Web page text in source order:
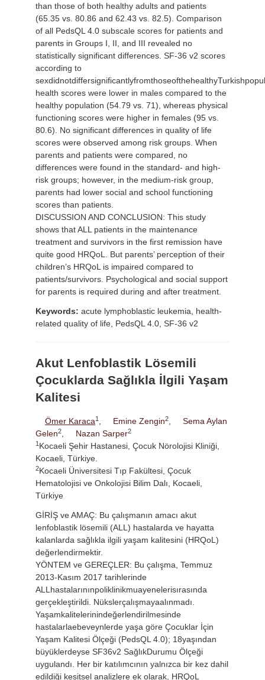
than those of both healthy adults and patients
(65.35 vs. 80.86 and 62.43 vs. 82.5). Comparison
of all PedsQL 4.0 subscale scores for patients and
parents in Groups I, II, and III revealed no
statistically significant differences. SF-36 v2 scores
according to
health scores were lower in males compared to the
healthy population (54.79 vs. 71), whereas physical
functioning scores were higher in females (95 vs.
80.6). No significant differences in quality of life
scores were observed among risk groups. When
parents and patients were compared, no
differences were found in the standard- and high-
risk groups; however, in the medium-risk group,
parents had lower social and school functioning
scores than patients.
DISCUSSION AND CONCLUSION: This study
shows that ALL patients in the maintenance
treatment and survivors in the first remission have
quite good HRQoL. But parents’ perception of their
children’s HRQoL is impaired compared to
patients/survivors. Psychological and social support
for parents is required during and after treatment.
Keywords: acute lymphoblastic leukemia, health-
related quality of life, PedsQL 4.0, SF-36 v2
Akut Lenfoblastik Lösemili
Çocuklarda Sağlıkla İlgili Yaşam
Kalitesi
Ömer Karaca1 Emine Zengin2
Sema Aylan
Gelen2 Nazan Sarper2
1 Kocaeli Şehir Hastanesi, Çocuk Nörolojisi Kliniği,
Kocaeli, Türkiye.
2Kocaeli Üniversitesi Tıp Fakültesi, Çocuk
Hematolojisi ve Onkolojisi Bilim Dalı, Kocaeli,
Türkiye
GİRİŞ ve AMAÇ: Bu çalışmanın amacı akut
lenfoblastik lösemili (ALL) hastalarda ve hayatta
kalanlarda sağlıkla ilgili yaşam kalitesini (HRQoL)
değerlendirmektir.
YÖNTEM ve GEREÇLER: Bu çalışma, Temmuz
2013-Kasım 2017 tarihlerinde
ALLhastalarınınpoliklinikmuayenelerisırasında
gerçekleştirildi. Nükslerçalışmayaalınmadı.
Yaşamkalitelerinindeğerlendirilmesinde
hastalarlaebeveynlerde yaşa göre Çocuklar İçin
Yaşam Kalitesi Ölçeği (PedsQL 4.0); 18yaşından
büyüklerdeyse SF36v2 SağlıkDurumu Ölçeği
uygulandı. Her bir katılımcının yalnızca bir kez dahil
edildiği kesitsel analizlere ek olarak, HRQoL